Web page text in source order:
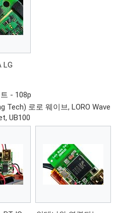
LG
- 108p
Tech) 로로 웨이브, LORO Wave
UB100